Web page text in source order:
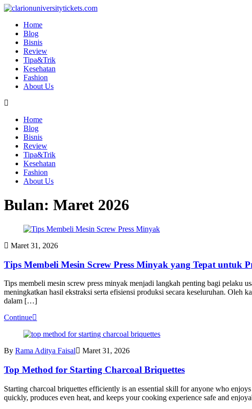
Skip
contentHome
Blog
Bisnis
Review
Tipa&Trik
Kesehatan
Fashion
About Us
Home
Blog
Bisnis
Review
Tipa&Trik
Kesehatan
Fashion
About Us
Bulan: Maret 2026
Maret 31, 2026
Tips Membeli Mesin Screw Press Minyak yang Tepat untuk
Tips membeli mesin screw press minyak menjadi langkah penting bagi pelaku
meningkatkan hasil ekstraksi serta efisiensi produksi secara keseluruhan. Oleh
dalam […]
Continue
By Rama Aditya Faisal Maret 31, 2026
Top Method for Starting Charcoal Briquettes
Starting charcoal briquettes efficiently is an essential skill for anyone who
quickly, produces even heat, and keeps your cooking experience safe and